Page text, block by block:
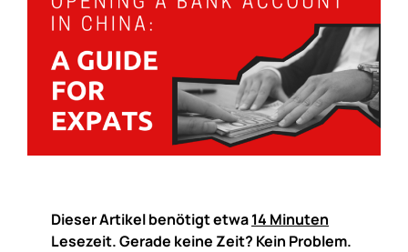
Dieser Artikel benötigt etwa14 Minuten
Lesezeit. Gerade keine Zeit? Kein Problem.